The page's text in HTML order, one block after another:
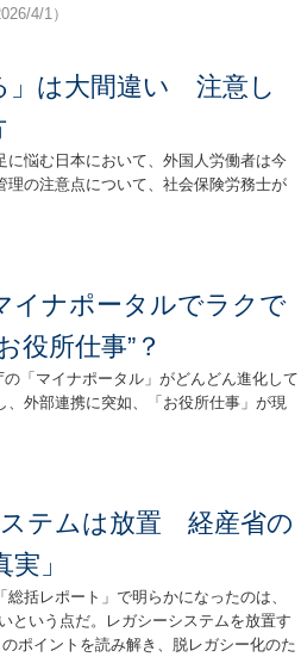
4/1）
」は大間違い 注意し
に悩む日本において、外国人労働者は今
の注意点について、社会保険労務士が
ナポータルでラクで
所仕事”？
「マイナポータル」がどんどん進化して
外部連携に突如、「お役所仕事」が現
テムは放置 経産省の
」
括レポート」で明らかになったのは、
という点だ。レガシーシステムを放置す
ポイントを読み解き、脱レガシー化のた